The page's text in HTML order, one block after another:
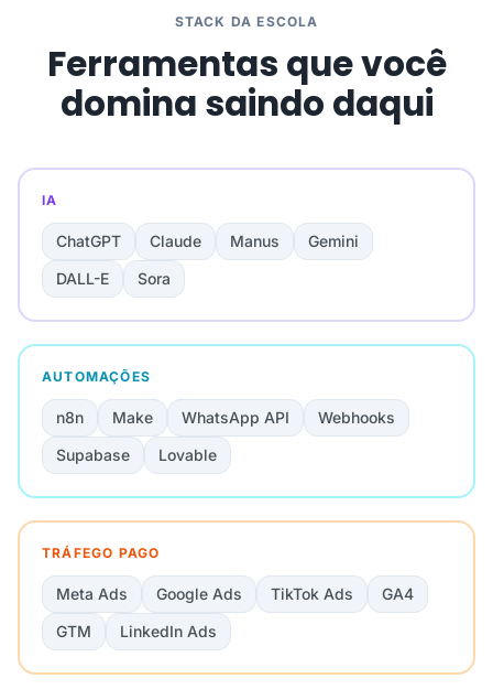
STACK DA ESCOLA
Ferramentas que você
domina saindo daqui
IA
ChatGPT Claude Manus
Gemini
DALL-E
Sora
AUTOMAÇÕES
n8n Make WhatsApp API
Webhooks
Supabase
Lovable
TRÁFEGO PAGO
Meta Ads Google Ads TikTok Ads
GA4
GTM
LinkedIn Ads